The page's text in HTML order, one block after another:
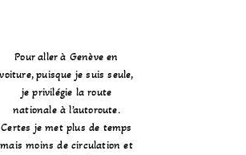
Pour aller à Genève en
voiture, puisque je suis seule,
je privilégie la route
nationale à l’autoroute.
Certes je met plus de temps
mais moins de circulation et